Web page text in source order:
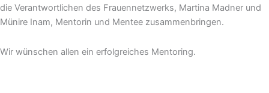
die Verantwortlichen des Frauennetzwerks, Martina Madner und
Münire Inam, Mentorin und Mentee zusammenbringen.
Wir wünschen allen ein erfolgreiches Mentoring.